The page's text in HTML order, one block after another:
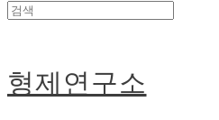
형제연구소